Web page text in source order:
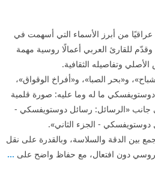
عراقيًا من أبرز الأسماء التي أسهمت في
للقارئ العربي أعمالًا روسية مهمة
وتفاصيله الثقافية.
و«بحر الصبا»، و«أفراخ الوقواق»،
دوستويفسكي ما له وما عليه: صورة قلمية
جانب «الرسائل: رسائل دوستويفسكي -
دوستويفسكي - الجزء الثاني».
بين الدقة والسلاسة، وبالقدرة على نقل
الروسي دون افتعال، مع حفاظ واضح على ...